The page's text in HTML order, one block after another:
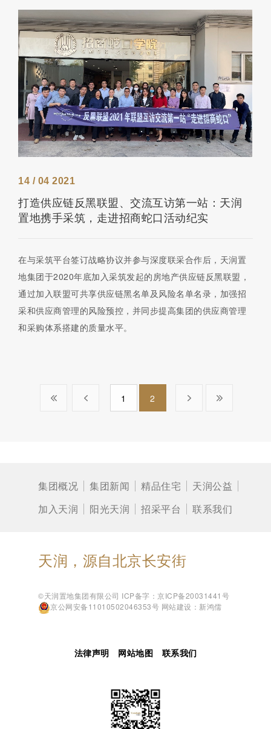
14 / 04 2021
打造供应链反黑联盟、交流互访第一站：天润
置地携手采筑，走进招商蛇口活动纪实
在与采筑平台签订战略协议并参与深度联采合作后，天润置
地集团于2020年底加入采筑发起的房地产供应链反黑联盟，
通过加入联盟可共享供应链黑名单及风险名单名录，加强招
采和供应商管理的风险预控，并同步提高集团的供应商管理
和采购体系搭建的质量水平。
1 2
集团概况 集团新闻 精品住宅
天润公益
加入天润
阳光天润 招采平台 联系我们
天润，源自北京长安街
©天润置地集团有限公司 ICP备字：京ICP备20031441号
京公网安备11010502046353号 网站建设：新鸿儒
法律声明 网站地图 联系我们